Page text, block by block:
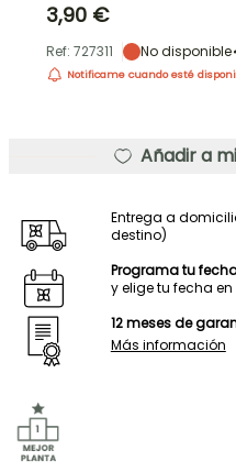
3,90 €
Ref: 727311 No disponible
Notificame cuando esté
Añadir a
Entrega a
destino)
Programa tu
y elige tu fecha
12 meses de
Más información